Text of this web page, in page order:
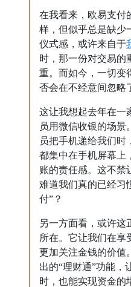
在我看来，欧易支付
样，但似乎总是缺少
仪式感，或许来自于
时，那一份对交易的
重。而如今，一切变
否会在不经意间忽略
这让我想起去年在一
员用微信收银的场景
员把手机递给我们时
都集中在手机屏幕上
账的责任感。这不禁
难道我们真的已经习
付”？
另一方面看，或许这
所在。它让我们在享
更加关注金钱的价值
出的“理财通”功能，
时，也能实现资金的